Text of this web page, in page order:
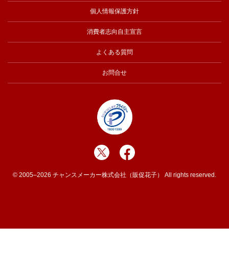
個人情報保護方針
消費者志向自主宣言
よくある質問
お問合せ
© 2005–2026 チャンスメーカー株式会社（販促花子） All rights reserved.